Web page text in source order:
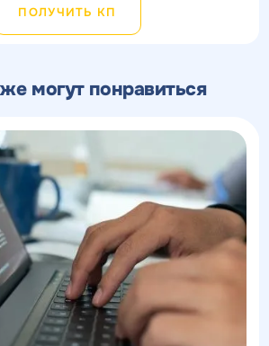
ПОЛУЧИТЬ КП
могут понравиться